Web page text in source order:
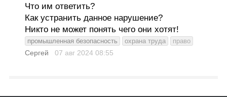
Что им ответить?
Как устранить данное нарушение?
Никто не может понять чего они хотят!
промышленная безопасность охрана труда право
Сергей 07 авг 2024 08:55